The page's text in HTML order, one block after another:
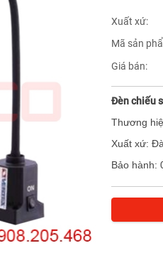
Xuất xứ:
Mã sản
Giá bán:
Đèn chiếu
Thương
Xuất xứ:
Bảo hành: